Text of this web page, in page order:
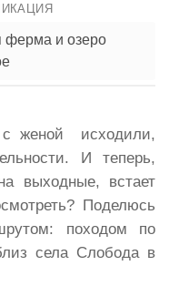
ферма и озеро
женой исходили,
И теперь,
выходные, встает
Поделюсь
походом по
села Слобода в